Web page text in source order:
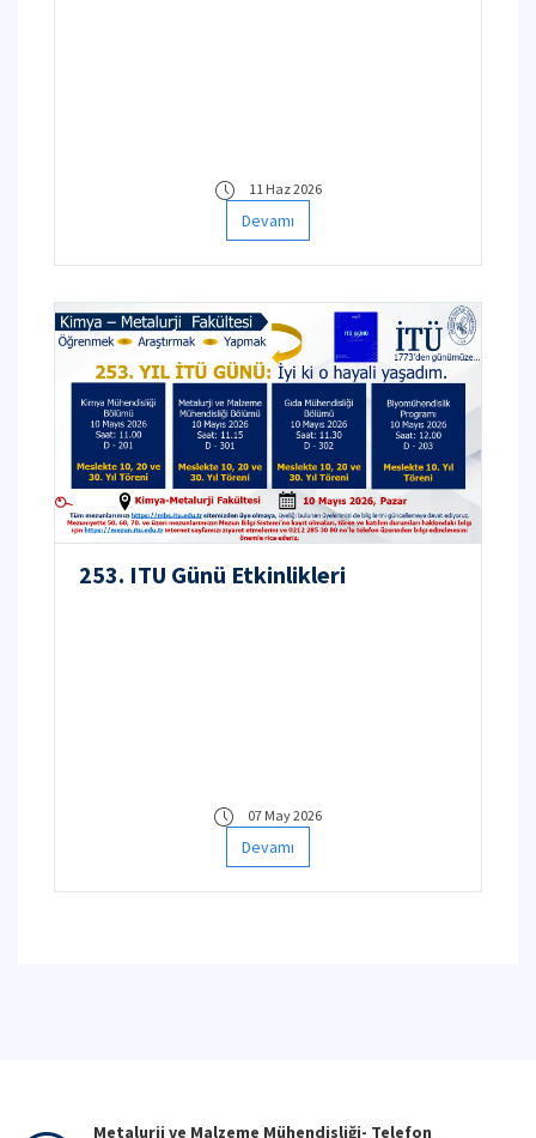
11 Haz 2026
Devamı
253. ITU Günü Etkinlikleri
07 May 2026
Devamı
Metalurji ve Malzeme Mühendisliği- Telefon